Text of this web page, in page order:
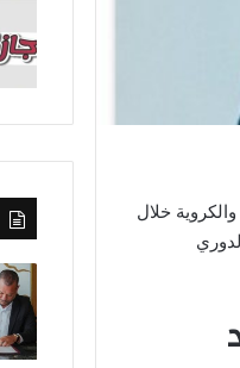
خلال